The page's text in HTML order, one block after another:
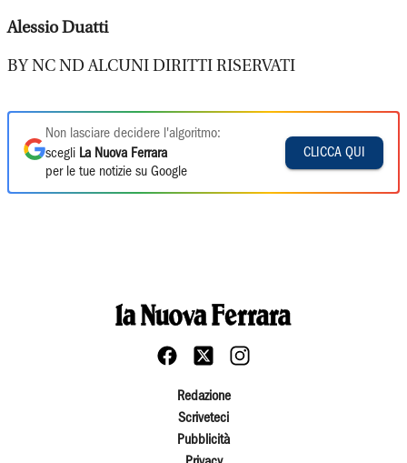
Alessio Duatti
BY NC ND ALCUNI DIRITTI RISERVATI
Non lasciare decidere l'algoritmo:
scegli La Nuova Ferrara
per le tue notizie su Google
CLICCA QUI
Redazione
Scriveteci
Pubblicità